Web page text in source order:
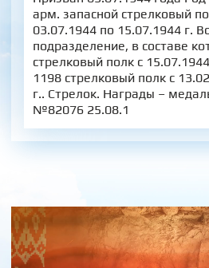
арм. запасной стрелковый
03.07.1944 по 15.07.1944 г.
подразделение, в составе
стрелковый полк с
1198 стрелковый полк с
г.. Стрелок. Награды –
№82076 25.08.1